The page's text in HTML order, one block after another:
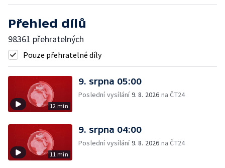
Přehled dílů
98361 přehratelných
Pouze přehratelné díly
12 min
9. srpna 05:00
Poslední vysílání9. 8. 2026 na ČT24
11 min
9. srpna 04:00
Poslední vysílání9. 8. 2026 na ČT24